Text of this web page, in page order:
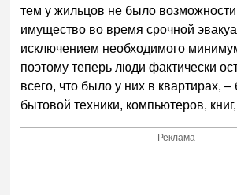
тем у жильцов не было возможности
имущество во время срочной
исключением необходимого
поэтому теперь люди фактически
всего, что было у них в квартирах, –
бытовой техники, компьютеров,
Реклама